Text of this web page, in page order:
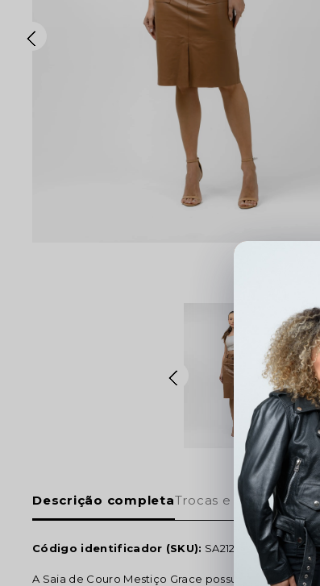
Descrição completaTrocas e devoluções
Código identificador (SKU): SA212402
A Saia de Couro Mestiço Grace possui uma